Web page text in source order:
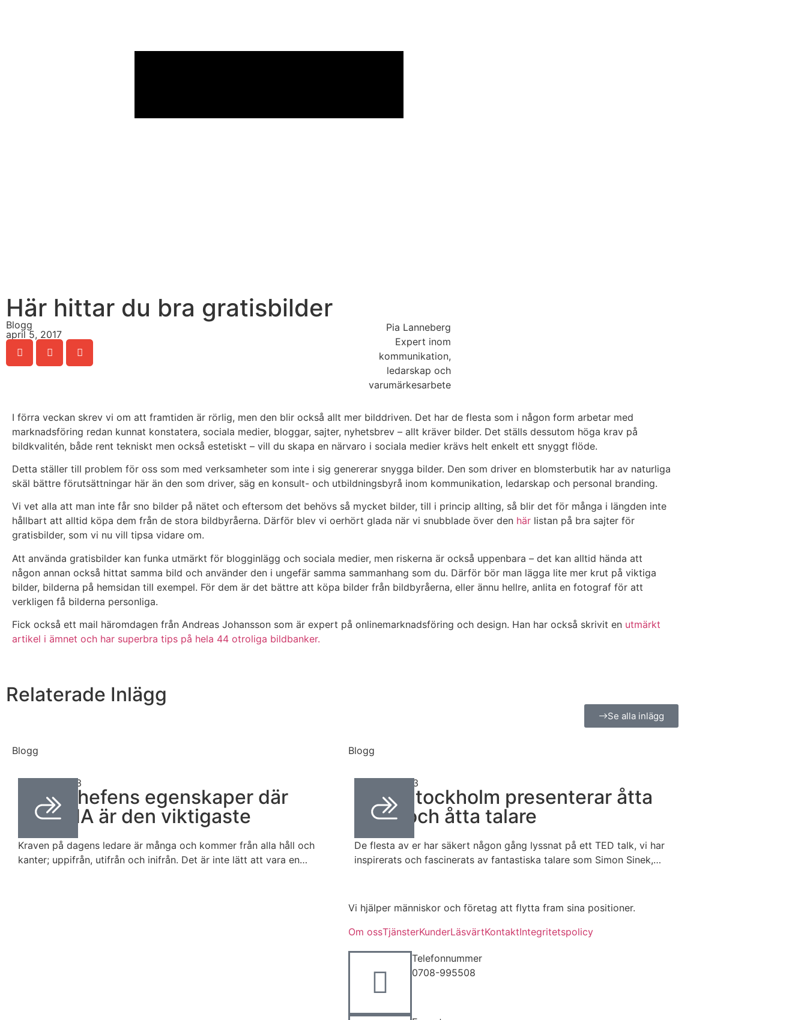
Här hittar du bra gratisbilder
Blogg
april 5, 2017
Pia Lanneberg
Expert inom
kommunikation,
ledarskap och
varumärkesarbete
I förra veckan skrev vi om att framtiden är rörlig, men den blir också allt mer bilddriven. Det har de flesta som i någon form arbetar med
marknadsföring redan kunnat konstatera, sociala medier, bloggar, sajter, nyhetsbrev – allt kräver bilder. Det ställs dessutom höga krav på
bildkvalitén, både rent tekniskt men också estetiskt – vill du skapa en närvaro i sociala medier krävs helt enkelt ett snyggt flöde.
Detta ställer till problem för oss som med verksamheter som inte i sig genererar snygga bilder. Den som driver en blomsterbutik har av naturliga
skäl bättre förutsättningar här än den som driver, säg en konsult- och utbildningsbyrå inom kommunikation, ledarskap och personal branding.
Vi vet alla att man inte får sno bilder på nätet och eftersom det behövs så mycket bilder, till i princip allting, så blir det för många i längden inte
hållbart att alltid köpa dem från de stora bildbyråerna. Därför blev vi oerhört glada när vi snubblade över den här listan på bra sajter för
gratisbilder, som vi nu vill tipsa vidare om.
Att använda gratisbilder kan funka utmärkt för blogginlägg och sociala medier, men riskerna är också uppenbara – det kan alltid hända att
någon annan också hittat samma bild och använder den i ungefär samma sammanhang som du. Därför bör man lägga lite mer krut på viktiga
bilder, bilderna på hemsidan till exempel. För dem är det bättre att köpa bilder från bildbyråerna, eller ännu hellre, anlita en fotograf för att
verkligen få bilderna personliga.
Fick också ett mail häromdagen från Andreas Johansson som är expert på onlinemarknadsföring och design. Han har också skrivit en utmärkt
artikel i ämnet och har superbra tips på hela 44 otroliga bildbanker.
Relaterade Inlägg
Se alla inlägg
Blogg
april 24, 2023
Drömchefens egenskaper där
LYSSNA är den viktigaste
Kraven på dagens ledare är många och kommer från alla håll och
kanter; uppifrån, utifrån och inifrån. Det är inte lätt att vara en…
Blogg
mars 31, 2023
TEDxStockholm presenterar åtta
idéer och åtta talare
De flesta av er har säkert någon gång lyssnat på ett TED talk, vi har
inspirerats och fascinerats av fantastiska talare som Simon Sinek,…
Vi hjälper människor och företag att flytta fram sina positioner.
Om ossTjänsterKunderLäsvärtKontaktIntegritetspolicy
Telefonnummer
0708-995508